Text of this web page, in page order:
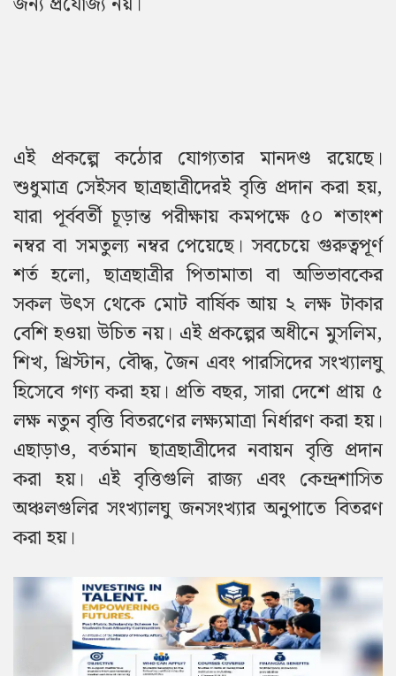
এই প্রকল্পে কঠোর যোগ্যতার মানদণ্ড রয়েছে।
শুধুমাত্র সেইসব ছাত্রছাত্রীদেরই বৃত্তি প্রদান করা হয়,
যারা পূর্ববর্তী চূড়ান্ত পরীক্ষায় কমপক্ষে ৫০ শতাংশ
নম্বর বা সমতুল্য নম্বর পেয়েছে। সবচেয়ে গুরুত্বপূর্ণ
শর্ত হলো, ছাত্রছাত্রীর পিতামাতা বা অভিভাবকের
সকল উৎস থেকে মোট বার্ষিক আয় ২ লক্ষ টাকার
বেশি হওয়া উচিত নয়। এই প্রকল্পের অধীনে মুসলিম,
শিখ, খ্রিস্টান, বৌদ্ধ, জৈন এবং পারসিদের সংখ্যালঘু
হিসেবে গণ্য করা হয়। প্রতি বছর, সারা দেশে প্রায় ৫
লক্ষ নতুন বৃত্তি বিতরণের লক্ষ্যমাত্রা নির্ধারণ করা হয়।
এছাড়াও, বর্তমান ছাত্রছাত্রীদের নবায়ন বৃত্তি প্রদান
করা হয়। এই বৃত্তিগুলি রাজ্য এবং কেন্দ্রশাসিত
অঞ্চলগুলির সংখ্যালঘু জনসংখ্যার অনুপাতে বিতরণ
করা হয়।